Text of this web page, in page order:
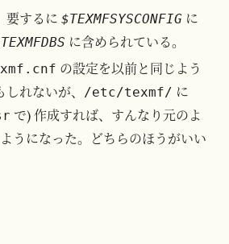
要するに $TEXMFSYSCONFIG に
に含められている。
の設定を以前と同じよう
れないが、
/etc/texmf/ に
で) 作成すれば、すんなり元のよ
うになった。どちらのほうがいい